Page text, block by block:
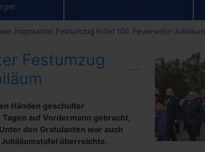
Imposanter Festumzug krönt 100. Feuerwehr-Jubiläum
Festumzug
Händen geschulter
auf Vordermann gebracht,
den Gratulanten war auch
überreichte.